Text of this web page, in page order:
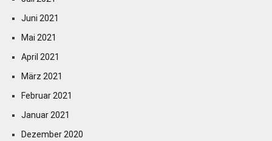
Juni 2021
Mai 2021
April 2021
März 2021
Februar 2021
Januar 2021
Dezember 2020